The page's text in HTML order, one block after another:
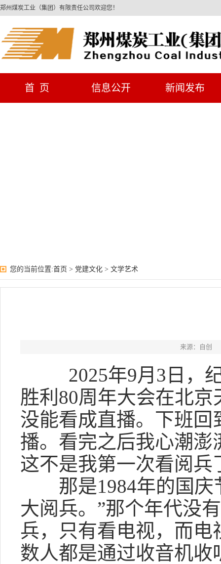
郑州煤炭工业（集团）有限责任公司欢迎您！
首 页 信息公开 新闻发布
您的当前位置:首页 > 党建文化 > 文学艺术
来源：自创
2025年9月3日，纪
胜利80周年大会在北
没能看成直播。下班
播。看完之后我心潮
这不是我第一次看阅
那是1984年的国庆
大阅兵。”那个年代没
兵，只有看电视，而
数人都是通过收音机收